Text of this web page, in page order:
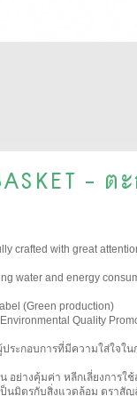
- ต
crafted with great
water and energy
(Green production)
Quality
ะกอบการที่มีความใส่ใจใน
อย่างคุ้มค่า หลีกเลี่ยงการใ
ป็นมิตรกับสิ่งแวดล้อม ตราสั